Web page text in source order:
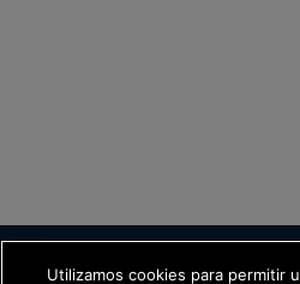
Utilizamos cookies para permitir